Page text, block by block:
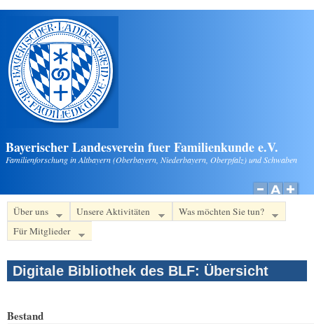
Direkt zum Inhalt
Bayerischer Landesverein fuer Familienkunde e.V.
Familienforschung in Altbayern (Oberbayern, Niederbayern, Oberpfalz) und Schwaben
Über uns Unsere Aktivitäten
Was möchten Sie tun?
Für Mitglieder
Digitale Bibliothek des BLF: Übersicht
Bestand